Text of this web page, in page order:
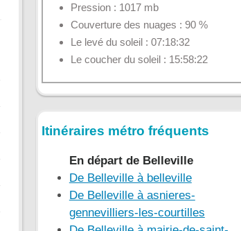
Pression : 1017 mb
Couverture des nuages : 90 %
Le levé du soleil : 07:18:32
Le coucher du soleil : 15:58:22
Itinéraires métro fréquents
En départ de Belleville
De Belleville à belleville
De Belleville à asnieres-
gennevilliers-les-courtilles